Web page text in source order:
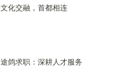
文化交融，首都相连
途鸽求职：深耕人才服务